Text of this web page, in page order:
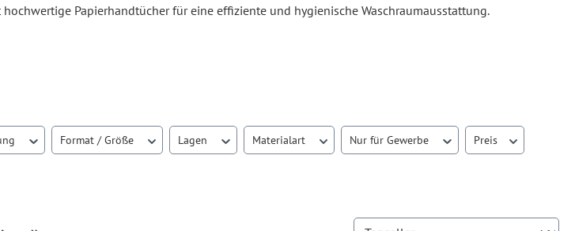
Papierhandtücher für eine effiziente und hygienische Waschraumausstattung.
Format / Größe Lagen Materialart Nur für Gewerbe Preis